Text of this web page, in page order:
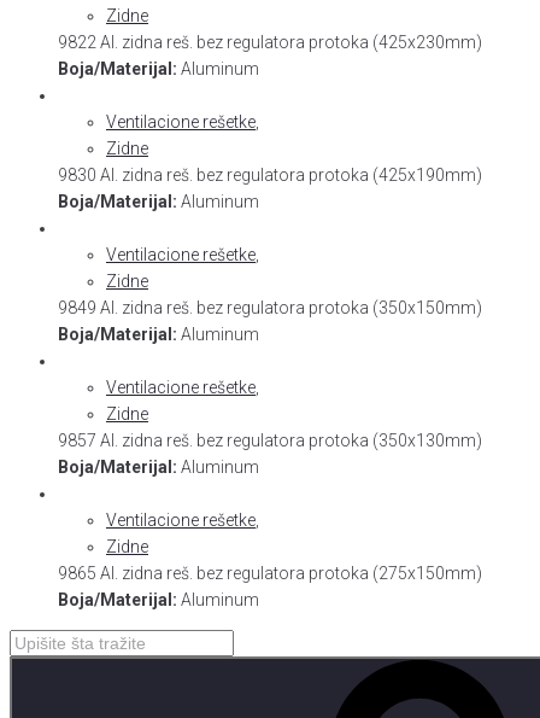
Zidne
9822 Al. zidna reš. bez regulatora protoka (425x230mm)
Boja/Materijal: Aluminum
Ventilacione rešetke
Zidne
9830 Al. zidna reš. bez regulatora protoka (425x190mm)
Boja/Materijal: Aluminum
Ventilacione rešetke
Zidne
9849 Al. zidna reš. bez regulatora protoka (350x150mm)
Boja/Materijal: Aluminum
Ventilacione rešetke
Zidne
9857 Al. zidna reš. bez regulatora protoka (350x130mm)
Boja/Materijal: Aluminum
Ventilacione rešetke
Zidne
9865 Al. zidna reš. bez regulatora protoka (275x150mm)
Boja/Materijal: Aluminum